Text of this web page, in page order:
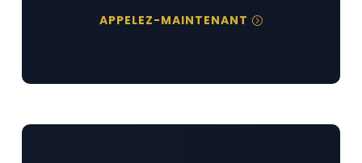
APPELEZ-MAINTENANT